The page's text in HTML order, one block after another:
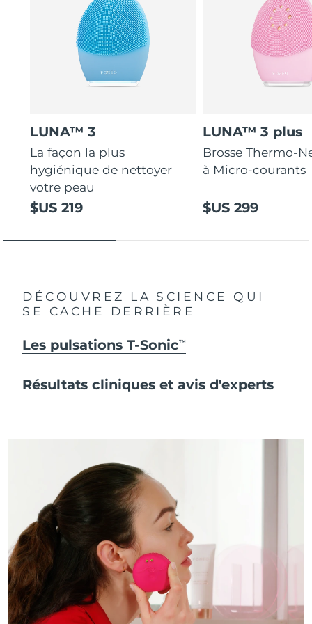
LUNA™ 3
La façon la plus
hygiénique de nettoyer
votre peau
$US 219
LUNA™ 3 plus
Brosse Thermo-
à Micro-courants
$US 299
DÉCOUVREZ LA SCIENCE QUI
SE CACHE DERRIÈRE
Les pulsations T-SonicTM
Résultats cliniques et avis d'experts